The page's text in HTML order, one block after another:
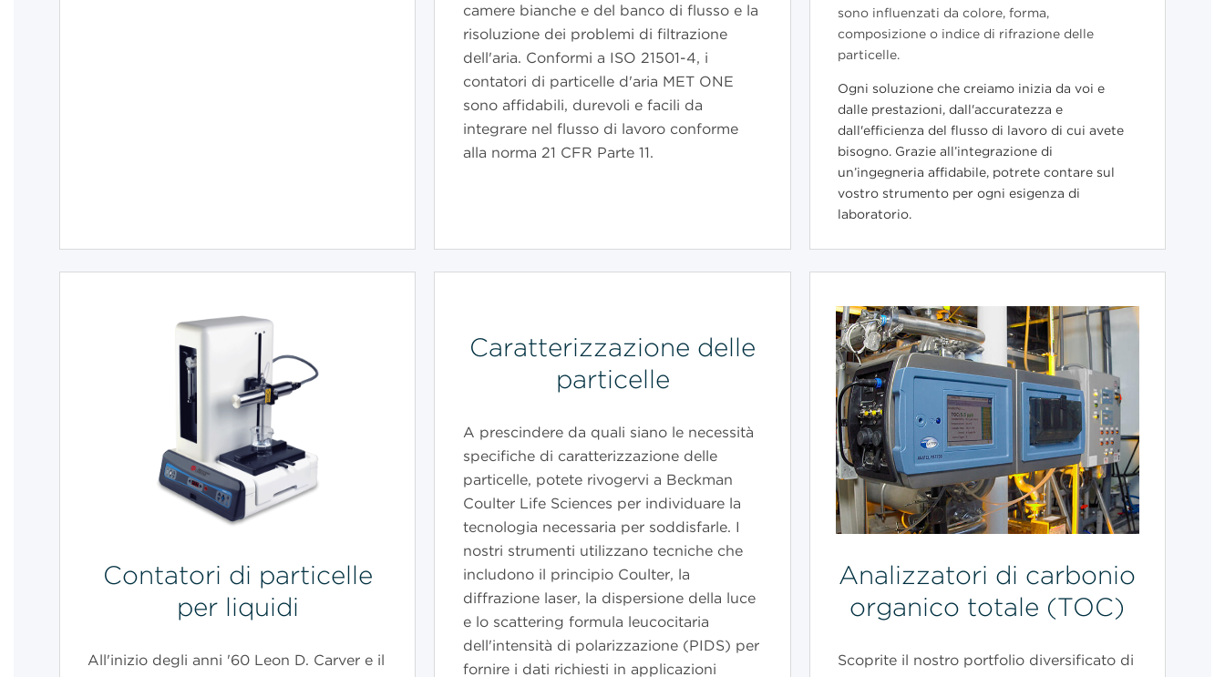
camere bianche e del banco di flusso e la
risoluzione dei problemi di filtrazione
dell'aria. Conformi a ISO 21501-4, i
contatori di particelle d'aria MET ONE
sono affidabili, durevoli e facili da
integrare nel flusso di lavoro conforme
alla norma 21 CFR Parte 11.
sono influenzati da colore, forma,
composizione o indice di rifrazione delle
particelle.
Ogni soluzione che creiamo inizia da voi e
dalle prestazioni, dall'accuratezza e
dall'efficienza del flusso di lavoro di cui avete
bisogno. Grazie all’integrazione di
un’ingegneria affidabile, potrete contare sul
vostro strumento per ogni esigenza di
laboratorio.
Contatori di particelle
per liquidi
All'inizio degli anni '60 Leon D. Carver e il
Caratterizzazione delle
particelle
A prescindere da quali siano le necessità
specifiche di caratterizzazione delle
particelle, potete rivogervi a Beckman
Coulter Life Sciences per individuare la
tecnologia necessaria per soddisfarle. I
nostri strumenti utilizzano tecniche che
includono il principio Coulter, la
diffrazione laser, la dispersione della luce
e lo scattering formula leucocitaria
dell'intensità di polarizzazione (PIDS) per
fornire i dati richiesti in applicazioni
Analizzatori di carbonio
organico totale (TOC)
Scoprite il nostro portfolio diversificato di